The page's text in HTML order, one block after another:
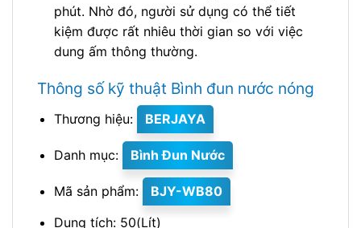
phút. Nhờ đó, người sử dụng có thể tiết
kiệm được rất nhiêu thời gian so với việc
dung ấm thông thường.
Thông số kỹ thuật Bình đun nước nóng
Thương hiệu: BERJAYA
Danh mục: Bình Đun Nước
Mã sản phẩm:
BJY-WB80
Dung tích: 50(Lít)